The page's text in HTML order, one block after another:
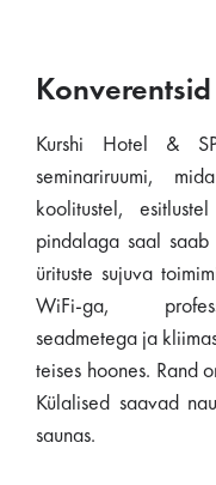
Kurshi Hotel &
seminariruumi,
koolitustel,
pindalaga saal
ürituste sujuva
WiFi-ga,
seadmetega ja
teises hoones. Rand
Külalised saavad
saunas.